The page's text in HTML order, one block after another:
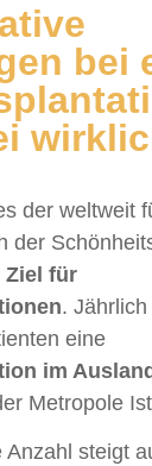
bei
der weltweit
der
Ziel für
.
eine
im
Metropole
Anzahl steigt